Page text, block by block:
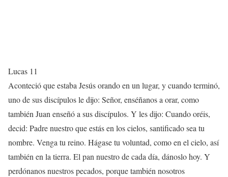
Lucas 11
Aconteció que estaba Jesús orando en un lugar, y cuando terminó,
uno de sus discípulos le dijo: Señor, enséñanos a orar, como
también Juan enseñó a sus discípulos. Y les dijo: Cuando oréis,
decid: Padre nuestro que estás en los cielos, santificado sea tu
nombre. Venga tu reino. Hágase tu voluntad, como en el cielo, así
también en la tierra. El pan nuestro de cada día, dánoslo hoy. Y
perdónanos nuestros pecados, porque también nosotros